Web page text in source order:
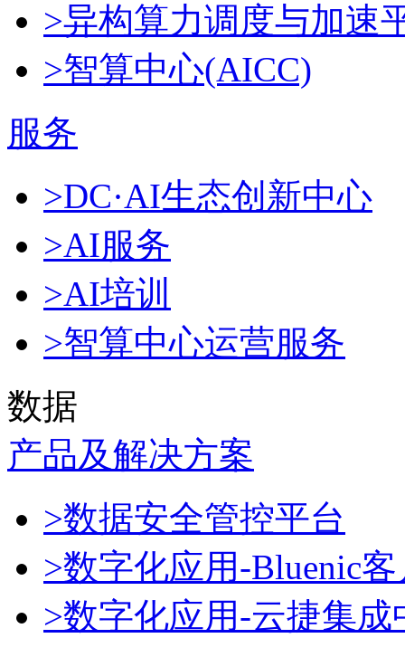
>异构算力调度与加速
>智算中心(AICC)
服务
>DC·AI生态创新中心
>AI服务
>AI培训
>智算中心运营服务
数据
产品及解决方案
>数据安全管控平台
>数字化应用-Bluenic
>数字化应用-云捷集成